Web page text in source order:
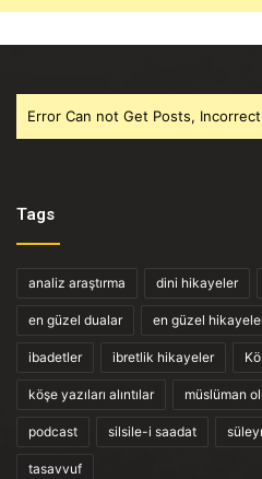
Error Can not Get Posts,
Tags
analiz araştırma dini hikayeler
en güzel dualar en güzel
ibadetler ibretlik hikayeler
köşe yazıları alıntılar müslüman
podcast silsile-i saadat
tasavvuf